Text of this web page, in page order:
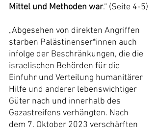
Mittel und Methoden war.“ (Seite 4-5)
„Abgesehen von direkten Angriffen
starben Palästinenser*innen auch
infolge der Beschränkungen, die die
israelischen Behörden für die
Einfuhr und Verteilung humanitärer
Hilfe und anderer lebenswichtiger
Güter nach und innerhalb des
Gazastreifens verhängten. Nach
dem 7. Oktober 2023 verschärften